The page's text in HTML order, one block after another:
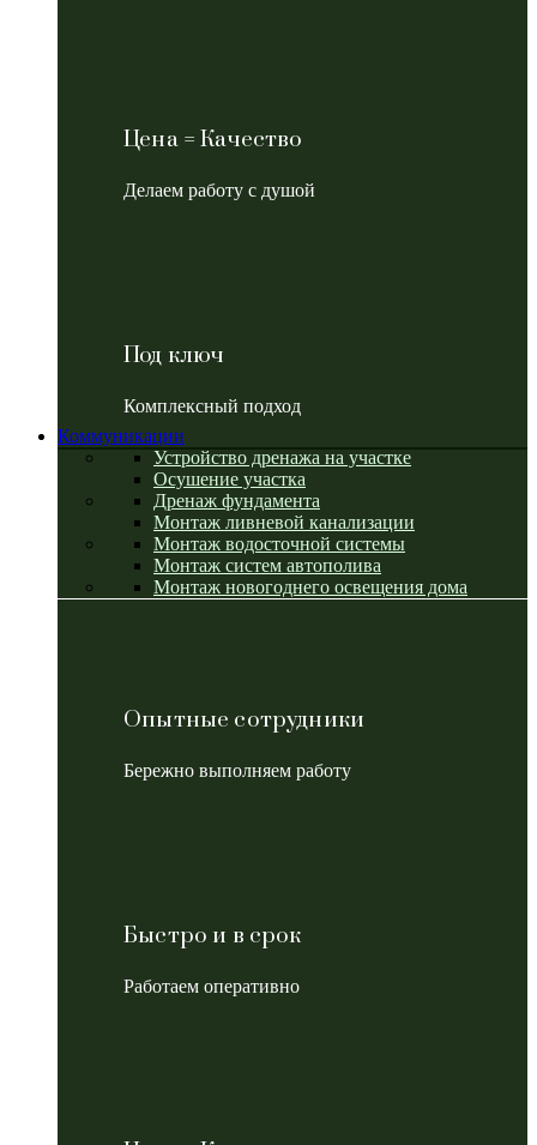
Цена = Качество
Делаем работу с душой
Под ключ
Комплексный подход
Коммуникации
Устройство дренажа на участке
Осушение участка
Дренаж фундамента
Монтаж ливневой канализации
Монтаж водосточной системы
Монтаж систем автополива
Монтаж новогоднего освещения дома
Опытные сотрудники
Бережно выполняем работу
Быстро и в срок
Работаем оперативно